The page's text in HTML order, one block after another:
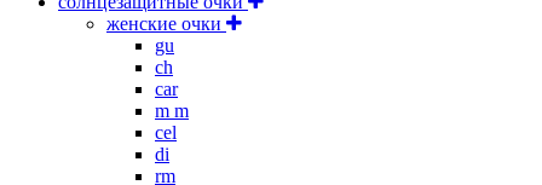
женские очки
gu
ch
car
m m
cel
di
rm